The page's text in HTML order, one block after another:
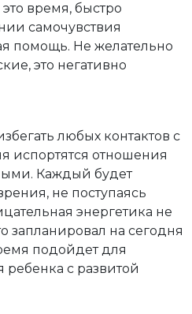
время, быстро
самочувствия
помощь. Не желательно
это негативно
любых контактов с
испортятся отношения
Каждый будет
не поступаясь
энергетика не
запланировал на сегодня
подойдет для
ребенка с развитой